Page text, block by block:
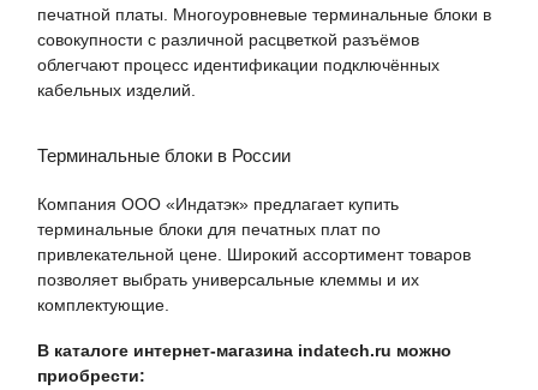
печатной платы. Многоуровневые терминальные блоки в
совокупности с различной расцветкой разъёмов
облегчают процесс идентификации подключённых
кабельных изделий.
Терминальные блоки в России
Компания ООО «Индатэк» предлагает купить
терминальные блоки для печатных плат по
привлекательной цене. Широкий ассортимент товаров
позволяет выбрать универсальные клеммы и их
комплектующие.
В каталоге интернет-магазина indatech.ru можно
приобрести: